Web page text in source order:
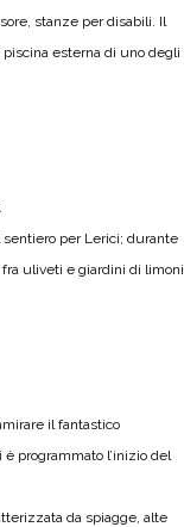
stanze per disabili. Il
esterna di uno degli
sentiero per Lerici; durante
uliveti e giardini di limoni
il fantastico
programmato l’inizio del
da spiagge, alte